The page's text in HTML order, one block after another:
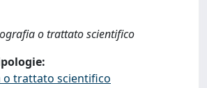
o trattato scientifico
o trattato scientifico